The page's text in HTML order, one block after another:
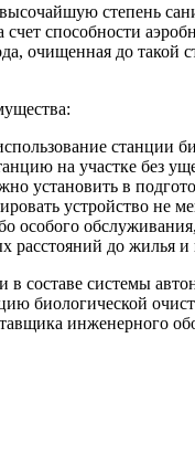
степень
способности
очищенная до
на участке без
установить в
устройство не
особого
расстояний до жилья
составе системы
биологической
инженерного